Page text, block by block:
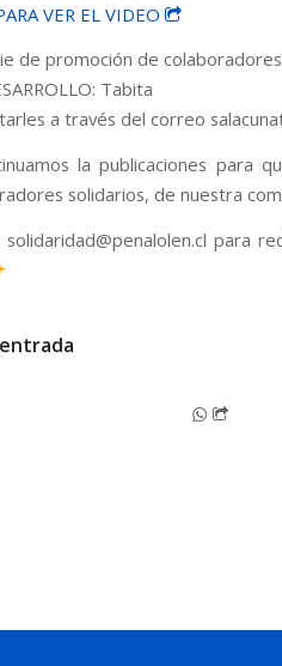
VER EL VIDEO
de promoción de
Tabita
a través del correo
la publicaciones para
solidarios, de nuestra
para